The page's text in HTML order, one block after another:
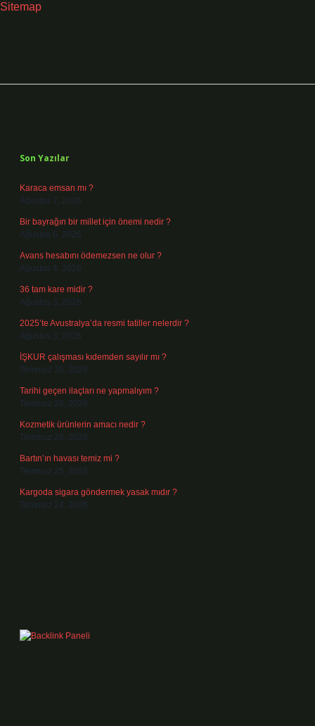
Sitemap
Son Yazılar
Karaca emsan mı ?
Ağustos 7, 2026
Bir bayrağın bir millet için önemi nedir ?
Ağustos 6, 2026
Avans hesabını ödemezsen ne olur ?
Ağustos 4, 2026
36 tam kare midir ?
Ağustos 3, 2026
2025’te Avustralya’da resmi tatiller nelerdir ?
Ağustos 3, 2026
İŞKUR çalışması kıdemden sayılır mı ?
Temmuz 30, 2026
Tarihi geçen ilaçları ne yapmalıyım ?
Temmuz 28, 2026
Kozmetik ürünlerin amacı nedir ?
Temmuz 26, 2026
Bartın’ın havası temiz mi ?
Temmuz 25, 2026
Kargoda sigara göndermek yasak mıdır ?
Temmuz 24, 2026